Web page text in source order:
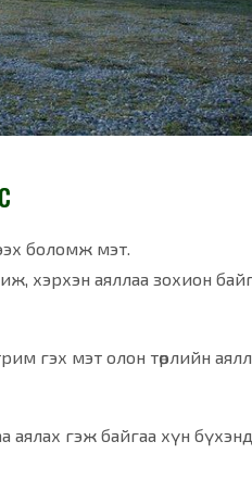
боломж мэт.
хэрхэн аяллаа зохион
гэх мэт олон төрлийн
аялах гэж байгаа хүн бүхэнд